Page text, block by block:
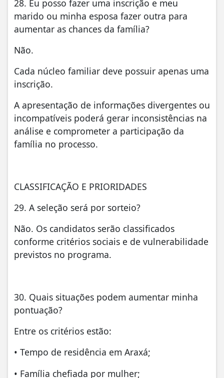
28. Eu posso fazer uma inscrição e meu
marido ou minha esposa fazer outra para
aumentar as chances da família?
Não.
Cada núcleo familiar deve possuir apenas uma
inscrição.
A apresentação de informações divergentes ou
incompatíveis poderá gerar inconsistências na
análise e comprometer a participação da
família no processo.
CLASSIFICAÇÃO E PRIORIDADES
29. A seleção será por sorteio?
Não. Os candidatos serão classificados
conforme critérios sociais e de vulnerabilidade
previstos no programa.
30. Quais situações podem aumentar minha
pontuação?
Entre os critérios estão:
• Tempo de residência em Araxá;
• Família chefiada por mulher;